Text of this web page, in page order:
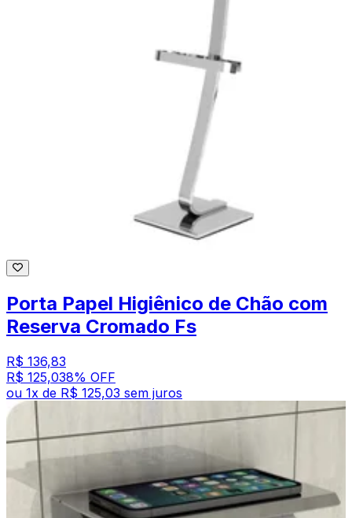
Porta Papel Higiênico de Chão com
Reserva Cromado Fs
R$ 136,83
R$ 125,038% OFF
ou 1x de R$ 125,03 sem juros